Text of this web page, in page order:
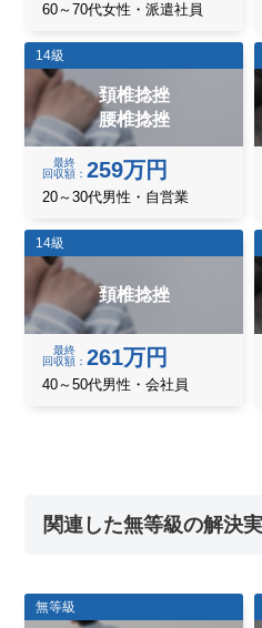
60～70代女性・派遣社員
14級
頚椎捻挫
腰椎捻挫
最終
回収額
259万円
20～30代男性・自営業
14級
頚椎捻挫
最終
回収額
261万円
40～50代男性・会社員
関連した無等級の解決
無等級